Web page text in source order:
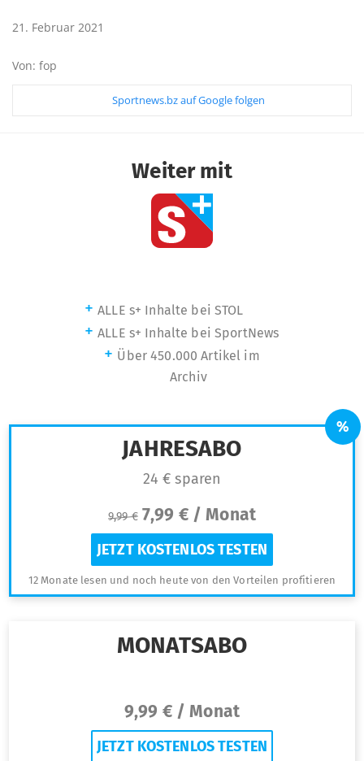
21. Februar 2021
Von: fop
Sportnews.bz auf Google folgen